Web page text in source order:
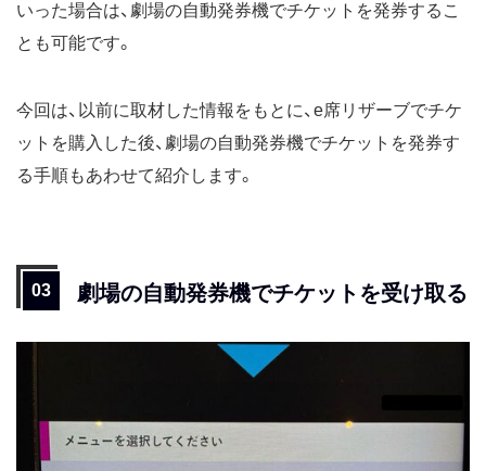
いった場合は、劇場の自動発券機でチケットを発券するこ
とも可能です。
今回は、以前に取材した情報をもとに、e席リザーブでチケ
ットを購入した後、劇場の自動発券機でチケットを発券す
る手順もあわせて紹介します。
劇場の自動発券機でチケットを受け取る